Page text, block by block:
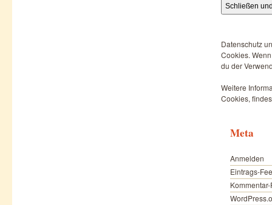
Datenschutz
Cookies.
du der
Weitere
Cookies,
Meta
Anmelden
Eintrags-